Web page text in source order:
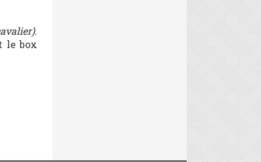
.
le box